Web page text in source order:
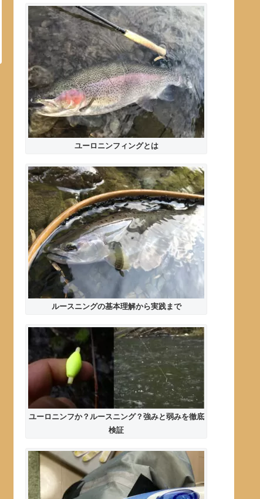
ユーロニンフィングとは
ルースニングの基本理解から実践まで
ユーロニンフか？ルースニング？強みと弱みを徹底
検証